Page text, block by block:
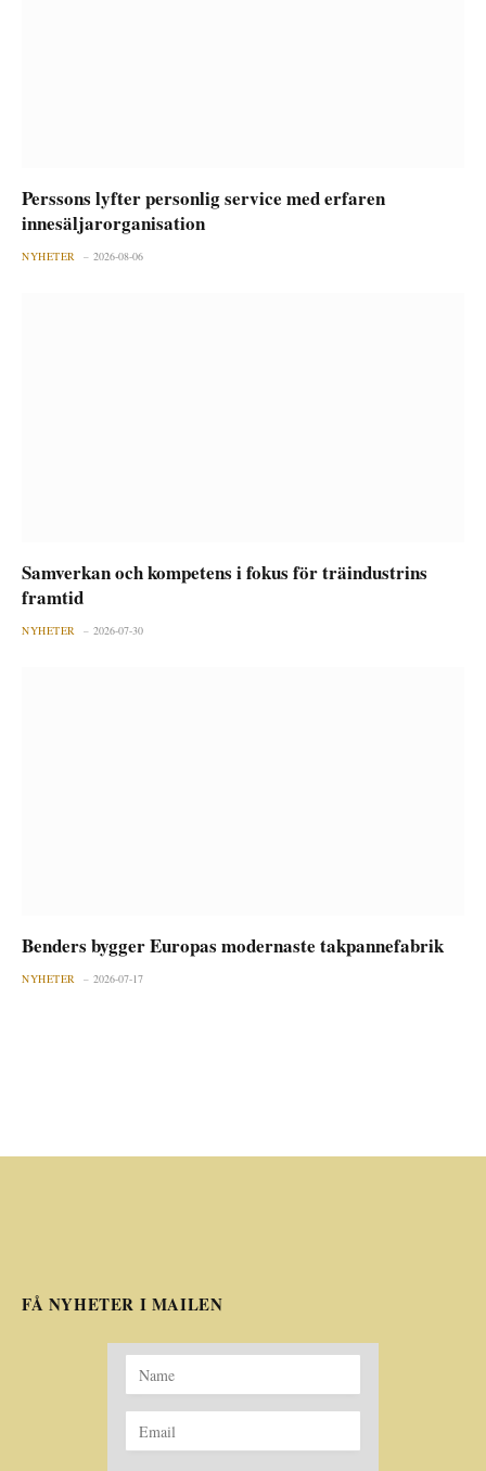
Perssons lyfter personlig service med erfaren
innesäljarorganisation
NYHETER 2026-08-06
Samverkan och kompetens i fokus för träindustrins
framtid
NYHETER 2026-07-30
Benders bygger Europas modernaste takpannefabrik
NYHETER 2026-07-17
FÅ NYHETER I MAILEN